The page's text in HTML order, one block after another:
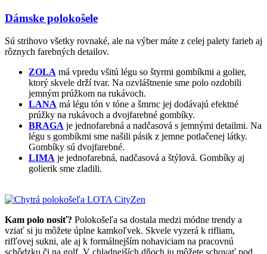
Dámske polokošele
Sú strihovo všetky rovnaké, ale na výber máte z celej palety farieb aj
rôznych farebných detailov.
ZOLA má vpredu všitú légu so štyrmi gombíkmi a golier,
ktorý skvele drží tvar. Na ozvláštnenie sme polo ozdobili
jemným prúžkom na rukávoch.
LANA má légu tón v tóne a šmrnc jej dodávajú efektné
prúžky na rukávoch a dvojfarebné gombíky.
BRAGA je jednofarebná a nadčasová s jemnými detailmi. Na
légu s gombíkmi sme našili pásik z jemne potlačenej látky.
Gombíky sú dvojfarebné.
LIMA je jednofarebná, nadčasová a štýlová. Gombíky aj
golierik sme zladili.
Kam polo nosiť? Polokošeľa sa dostala medzi módne trendy a
vziať si ju môžete úplne kamkoľvek. Skvele vyzerá k rifliam,
rifľovej sukni, ale aj k formálnejším nohaviciam na pracovnú